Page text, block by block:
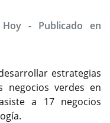
- Publicado en
estrategias
negocios verdes en
a 17 negocios